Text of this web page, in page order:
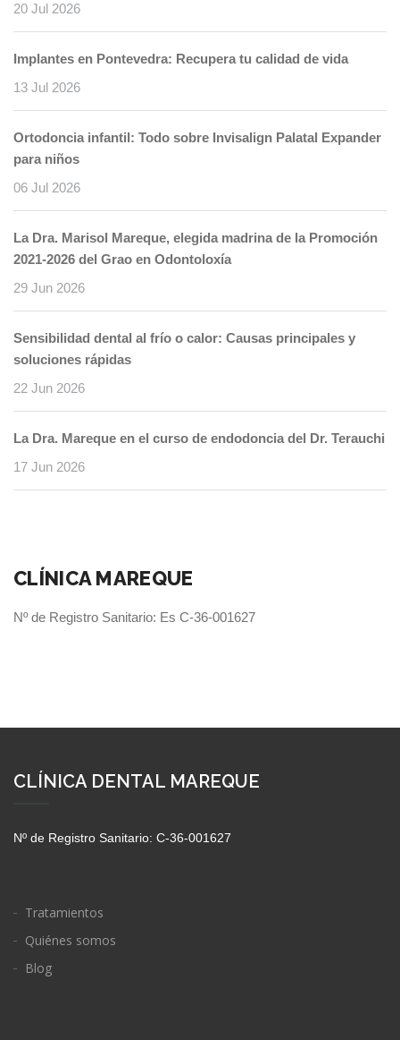
20 Jul 2026
Implantes en Pontevedra: Recupera tu calidad de vida
13 Jul 2026
Ortodoncia infantil: Todo sobre Invisalign Palatal Expander
para niños
06 Jul 2026
La Dra. Marisol Mareque, elegida madrina de la Promoción
2021-2026 del Grao en Odontoloxía
29 Jun 2026
Sensibilidad dental al frío o calor: Causas principales y
soluciones rápidas
22 Jun 2026
La Dra. Mareque en el curso de endodoncia del Dr. Terauchi
17 Jun 2026
CLÍNICA MAREQUE
Nº de Registro Sanitario: Es C-36-001627
CLÍNICA DENTAL MAREQUE
Nº de Registro Sanitario: C-36-001627
Tratamientos
Quiénes somos
Blog